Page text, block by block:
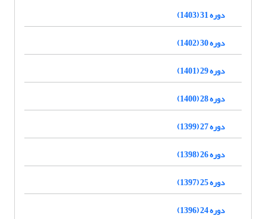
دوره 31 (1403)
دوره 30 (1402)
دوره 29 (1401)
دوره 28 (1400)
دوره 27 (1399)
دوره 26 (1398)
دوره 25 (1397)
دوره 24 (1396)